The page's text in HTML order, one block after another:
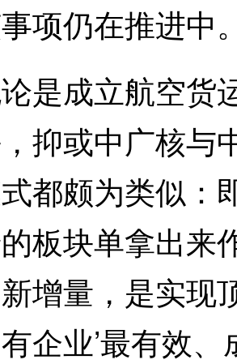
项仍在推进中
成立航空货
抑或中广核与
都颇为类似：
板块单拿出来
增量，是实现
企业’最有效